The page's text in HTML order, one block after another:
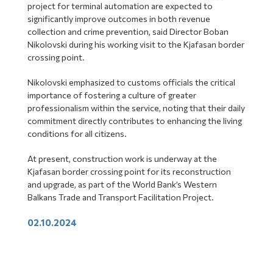
project for terminal automation are expected to
significantly improve outcomes in both revenue
collection and crime prevention, said Director Boban
Nikolovski during his working visit to the Kjafasan border
crossing point.
Nikolovski emphasized to customs officials the critical
importance of fostering a culture of greater
professionalism within the service, noting that their daily
commitment directly contributes to enhancing the living
conditions for all citizens.
At present, construction work is underway at the
Kjafasan border crossing point for its reconstruction
and upgrade, as part of the World Bank’s Western
Balkans Trade and Transport Facilitation Project.
02.10.2024